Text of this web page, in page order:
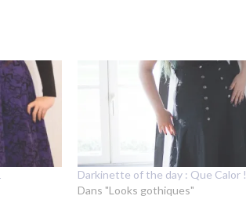
Darkinette of the day : Que Calor !
Dans "Looks gothiques"